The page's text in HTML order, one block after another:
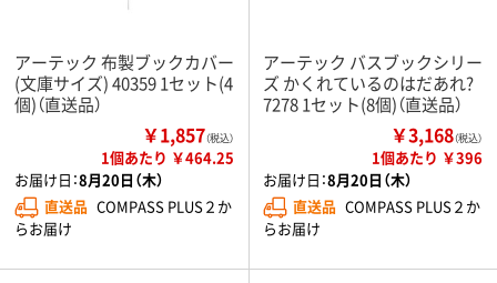
アーテック 布製ブックカバー
(文庫サイズ) 40359 1セット(4
個)（直送品）
￥1,857（税込）
1個あたり ￥464.25
お届け日：8月20日（木）
直送品 COMPASS PLUS２か
らお届け
アーテック バスブックシリー
ズ かくれているのはだあれ?
7278 1セット(8個)（直送品）
￥3,168（税込）
1個あたり ￥396
お届け日：8月20日（木）
直送品 COMPASS PLUS２か
らお届け